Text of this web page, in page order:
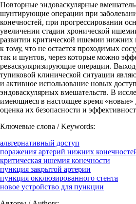
Повторные эндоваскулярные
шунтирующие операции при
конечностей, при прогрессировании
увеличении стадии хронической
развитии критической ишемии нижних
к тому, что не остается проходимых
так и шунтов, через которые можно
реваскуляризирующие операции.
тупиковой клинической ситуации
и активное использование новых
эндоваскулярных вмешательств. В
имеющиеся в настоящее время «новые»
оценка их безопасности и
Ключевые слова / Keywords:
альтернативный доступ
поражения артерий нижних
критическая ишемия конечности
пункция закрытой артерии
пункция окклюзированного стента
новое устройство для пункции